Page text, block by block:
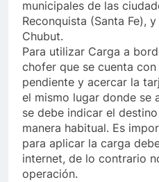
municipales de las
Reconquista (Santa Fe),
Chubut.
Para utilizar Carga a
chofer que se cuenta
pendiente y acercar la
el mismo lugar donde se
se debe indicar el
manera habitual. Es
para aplicar la carga
internet, de lo contrario
operación.